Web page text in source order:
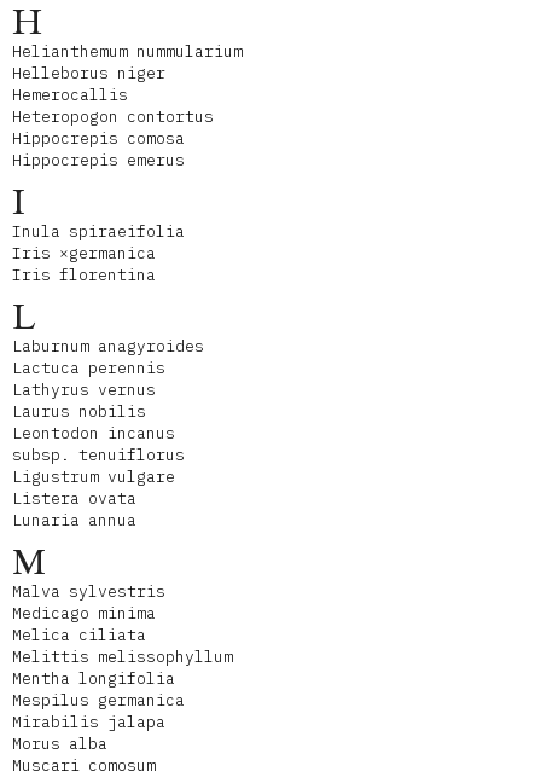
H
Helianthemum nummularium
Helleborus niger
Hemerocallis
Heteropogon contortus
Hippocrepis comosa
Hippocrepis emerus
I
Inula spiraeifolia
Iris ×germanica
Iris florentina
L
Laburnum anagyroides
Lactuca perennis
Lathyrus vernus
Laurus nobilis
Leontodon incanus
subsp. tenuiflorus
Ligustrum vulgare
Listera ovata
Lunaria annua
M
Malva sylvestris
Medicago minima
Melica ciliata
Melittis melissophyllum
Mentha longifolia
Mespilus germanica
Mirabilis jalapa
Morus alba
Muscari comosum